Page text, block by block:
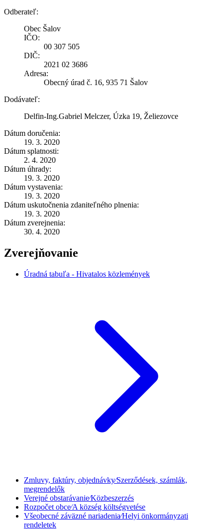
Odberateľ:
Obec Šalov
IČO:
00 307 505
DIČ:
2021 02 3686
Adresa:
Obecný úrad č. 16, 935 71 Šalov
Dodávateľ:
Delfin-Ing.Gabriel Melczer, Úzka 19, Želiezovce
Dátum doručenia:
19. 3. 2020
Dátum splatnosti:
2. 4. 2020
Dátum úhrady:
19. 3. 2020
Dátum vystavenia:
19. 3. 2020
Dátum uskutočnenia zdaniteľného plnenia:
19. 3. 2020
Dátum zverejnenia:
30. 4. 2020
Zverejňovanie
Úradná tabuľa - Hivatalos közlemények
Zmluvy, faktúry, objednávky⁄Szerződések, számlák,
megrendelők
Verejné obstarávanie⁄Közbeszerzés
Rozpočet obce⁄A község költségvetése
Všeobecné záväzné nariadenia⁄Helyi önkormányzati
rendeletek